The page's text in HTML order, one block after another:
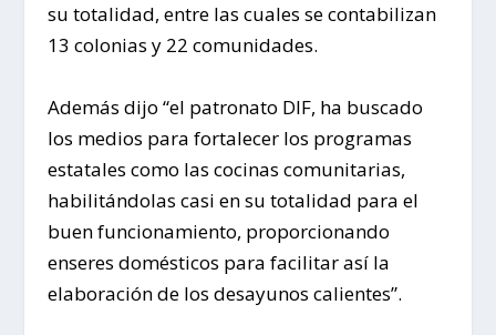
su totalidad, entre las cuales se contabilizan
13 colonias y 22 comunidades.
Además dijo “el patronato DIF, ha buscado
los medios para fortalecer los programas
estatales como las cocinas comunitarias,
habilitándolas casi en su totalidad para el
buen funcionamiento, proporcionando
enseres domésticos para facilitar así la
elaboración de los desayunos calientes”.